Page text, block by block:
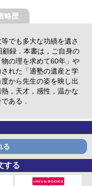
略歴
でも多大な功績を遺さ
録．本書は，ご自身の
の理を求めて60年」や
れた「適塾の遺産と学
から先生の姿を映し出
，天才，感性，温かな
ある．
る
する